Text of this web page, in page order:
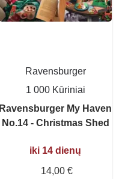
Ravensburger
1 000 Kūriniai
Ravensburger My Haven
No.14 - Christmas Shed
iki 14 dienų
14,00 €